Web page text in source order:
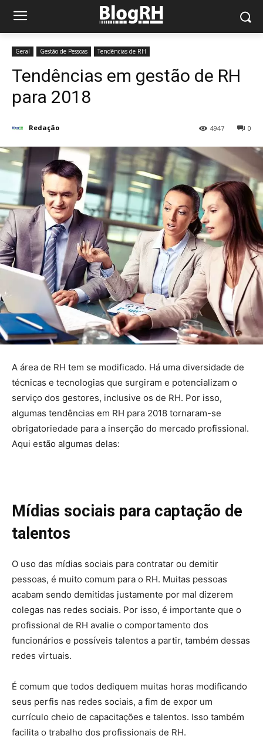
Geral Gestão de Pessoas Tendências de RH
Tendências em gestão de RH
para 2018
Redação 0
4947
A área de RH tem se modificado. Há uma diversidade de
técnicas e tecnologias que surgiram e potencializam o
serviço dos gestores, inclusive os de RH. Por isso,
algumas tendências em RH para 2018 tornaram-se
obrigatoriedade para a inserção do mercado profissional.
Aqui estão algumas delas:
Mídias sociais para captação de
talentos
O uso das mídias sociais para contratar ou demitir
pessoas, é muito comum para o RH. Muitas pessoas
acabam sendo demitidas justamente por mal dizerem
colegas nas redes sociais. Por isso, é importante que o
profissional de RH avalie o comportamento dos
funcionários e possíveis talentos a partir, também dessas
redes virtuais.
É comum que todos dediquem muitas horas modificando
seus perfis nas redes sociais, a fim de expor um
currículo cheio de capacitações e talentos. Isso também
facilita o trabalho dos profissionais de RH.